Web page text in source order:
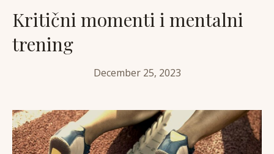
Kritični momenti i mentalni
trening
December 25, 2023